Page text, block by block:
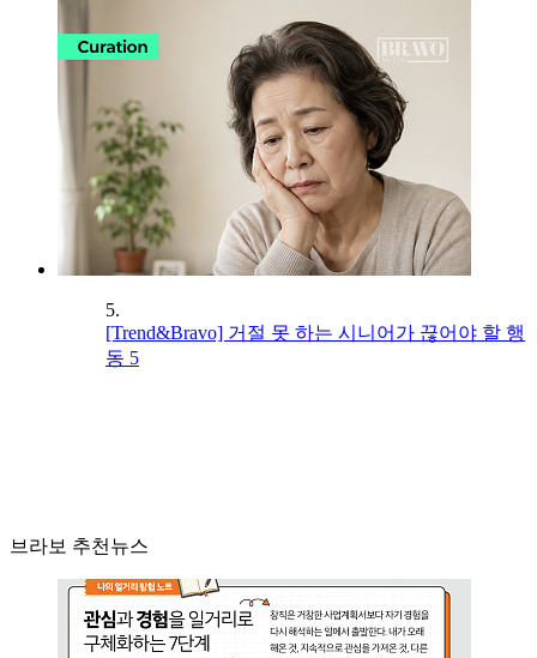
5.
[Trend&Bravo] 거절 못 하는 시니어가 끊어야 할 행
동 5
브라보 추천뉴스